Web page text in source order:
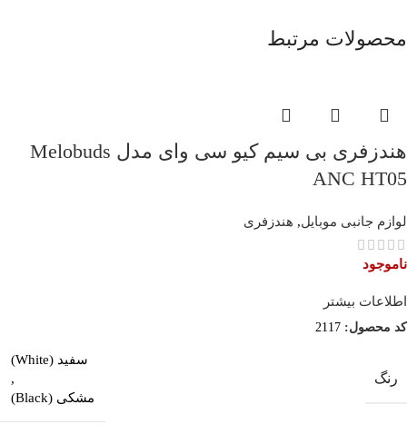
محصولات مرتبط
هندزفری بی سیم کیو سی وای مدل Melobuds
ANC HT05
لوازم جانبی موبایل, هندزفری
ناموجود
اطلاعات بیشتر
کد محصول: 2117
رنگ
سفید (White)
,
مشکی (Black)